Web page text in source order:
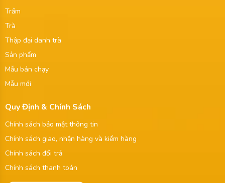
Trầm
Trà
Thập đại danh trà
Sản phẩm
Mẫu bán chạy
Mẫu mới
Quy Định & Chính Sách
Chính sách bảo mật thông tin
Chính sách giao, nhận hàng và kiểm hàng
Chính sách đổi trả
Chính sách thanh toán